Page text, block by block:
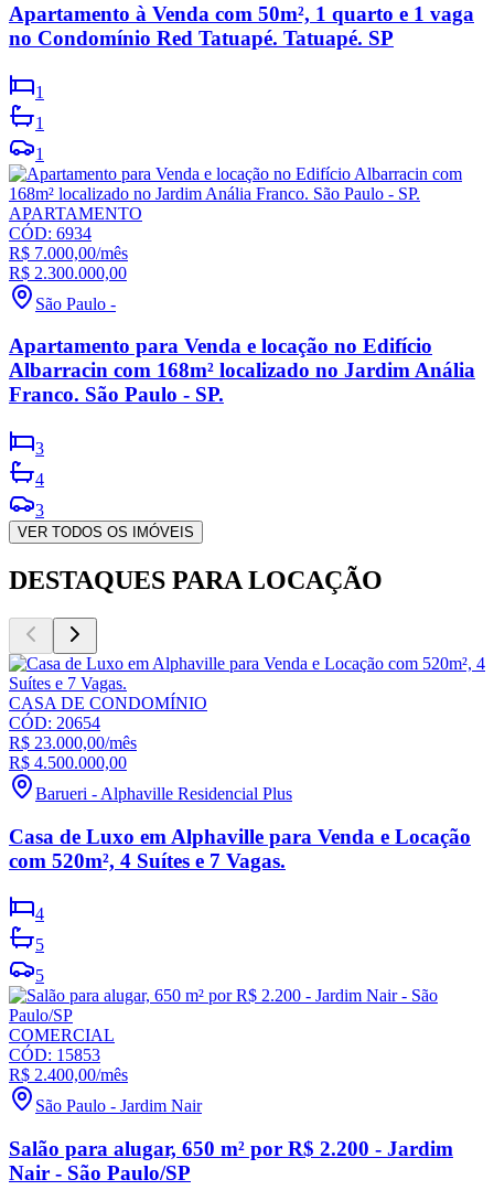
Apartamento à Venda com 50m², 1 quarto e 1 vaga
no Condomínio Red Tatuapé. Tatuapé. SP
1
1
1
APARTAMENTO
CÓD: 6934
R$ 7.000,00/mês
R$ 2.300.000,00
São Paulo -
Apartamento para Venda e locação no Edifício
Albarracin com 168m² localizado no Jardim Anália
Franco. São Paulo - SP.
3
4
3
VER TODOS OS IMÓVEIS
DESTAQUES PARA LOCAÇÃO
CASA DE CONDOMÍNIO
CÓD: 20654
R$ 23.000,00/mês
R$ 4.500.000,00
Barueri - Alphaville Residencial Plus
Casa de Luxo em Alphaville para Venda e Locação
com 520m², 4 Suítes e 7 Vagas.
4
5
5
COMERCIAL
CÓD: 15853
R$ 2.400,00/mês
São Paulo - Jardim Nair
Salão para alugar, 650 m² por R$ 2.200 - Jardim
Nair - São Paulo/SP